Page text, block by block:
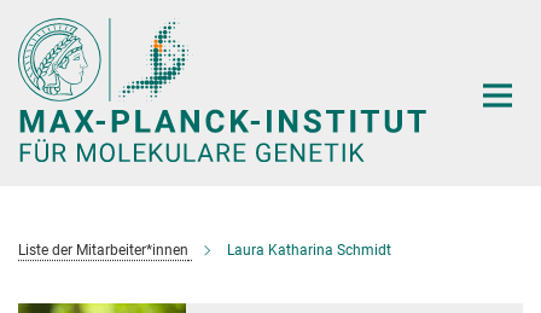
Hauptinhalt
Liste der Mitarbeiter*innen Laura Katharina Schmidt